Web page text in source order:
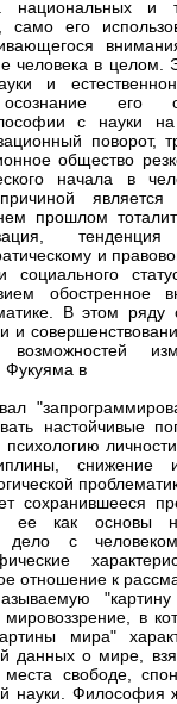
национальных и
само его
человека в целом.
и
его
с науки
поворот,
общество
начала в
является
прошлом
и
социального
обостренное
В этом
и
возможностей
Фукуяма в
настойчивые
снижение
сохранившееся
ее как основы
дело с
отношение к
в
мира"
данных о мире,
свободе,
науки. Философия